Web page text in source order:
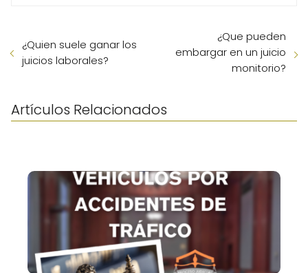
¿Quien suele ganar los
juicios laborales?
¿Que pueden
embargar en un juicio
monitorio?
Artículos Relacionados